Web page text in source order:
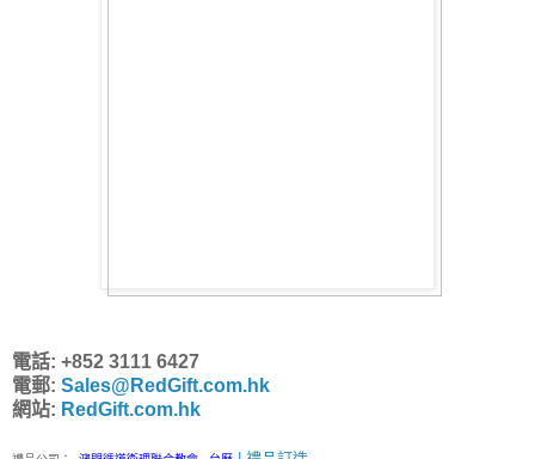
電話: +852 3111 6427
電郵: Sales@RedGift.com.hk
網站: RedGift.com.hk